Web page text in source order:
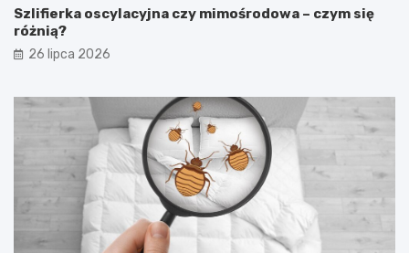
Szlifierka oscylacyjna czy mimośrodowa – czym się
różnią?
26 lipca 2026